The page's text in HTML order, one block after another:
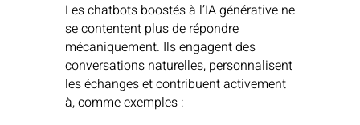
Les chatbots boostés à l’IA générative ne
se contentent plus de répondre
mécaniquement. Ils engagent des
conversations naturelles, personnalisent
les échanges et contribuent activement
à, comme exemples :